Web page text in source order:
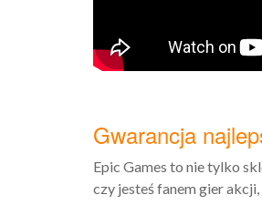
Gwarancja
Epic Games to nie tylko
czy jesteś fanem gier